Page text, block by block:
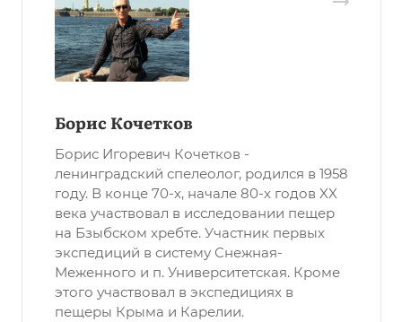
Борис Кочетков
Борис Игоревич Кочетков -
ленинградский спелеолог, родился в 1958
году. В конце 70-х, начале 80-х годов XX
века участвовал в исследовании пещер
на Бзыбском хребте. Участник первых
экспедиций в систему Снежная-
Меженного и п. Университетская. Кроме
этого участвовал в экспедициях в
пещеры Крыма и Карелии.